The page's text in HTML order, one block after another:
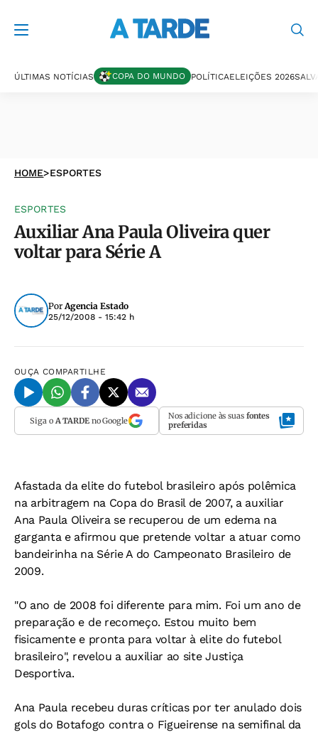
ÚLTIMAS NOTÍCIAS COPA DO MUNDO POLÍTICAELEIÇÕES 2026
HOME>ESPORTES
ESPORTES
Auxiliar Ana Paula Oliveira quer
voltar para Série A
PorAgencia Estado
25/12/2008 - 15:42 h
OUÇA COMPARTILHE
Siga o A TARDEno Google Nos adicione às suas fontes
preferidas
Afastada da elite do futebol brasileiro após polêmica
na arbitragem na Copa do Brasil de 2007, a auxiliar
Ana Paula Oliveira se recuperou de um edema na
garganta e afirmou que pretende voltar a atuar como
bandeirinha na Série A do Campeonato Brasileiro de
2009.
"O ano de 2008 foi diferente para mim. Foi um ano de
preparação e de recomeço. Estou muito bem
fisicamente e pronta para voltar à elite do futebol
brasileiro", revelou a auxiliar ao site Justiça
Desportiva.
Ana Paula recebeu duras críticas por ter anulado dois
gols do Botafogo contra o Figueirense na semifinal da